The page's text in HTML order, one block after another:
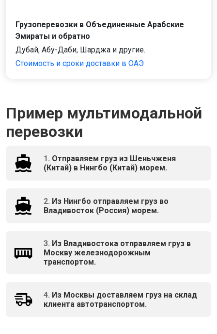
Грузоперевозки в Объединенные Арабские
Эмираты и обратно
Дубай, Абу-Даби, Шарджа и другие.
Стоимость и сроки доставки в ОАЭ
Пример мультимодальной
перевозки
1. Отправляем груз из Шеньчженя
(Китай) в Нингбо (Китай) морем.
2. Из Нингбо отправляем груз во
Владивосток (Россия) морем.
3. Из Владивостока отправляем груз в
Москву железнодорожным
транспортом.
4. Из Москвы доставляем груз на склад
клиента автотранспортом.